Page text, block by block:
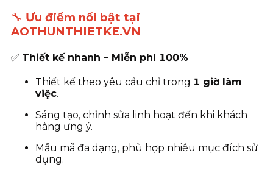
🔧 Ưu điểm nổi bật tại
AOTHUNTHIETKE.VN
✅ Thiết kế nhanh – Miễn phí 100%
Thiết kế theo yêu cầu chỉ trong 1 giờ làm
việc.
Sáng tạo, chỉnh sửa linh hoạt đến khi khách
hàng ưng ý.
Mẫu mã đa dạng, phù hợp nhiều mục đích sử
dụng.